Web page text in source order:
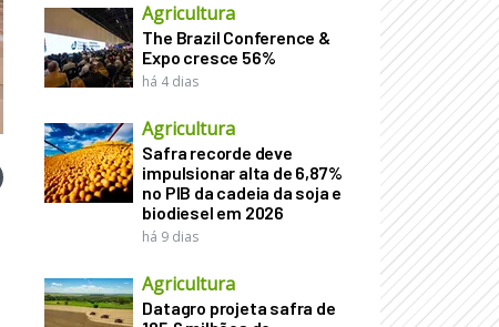
Agricultura
The Brazil Conference &
Expo cresce 56%
há 4 dias
Agricultura
Safra recorde deve
impulsionar alta de 6,87%
no PIB da cadeia da soja e
biodiesel em 2026
há 9 dias
Agricultura
Datagro projeta safra de